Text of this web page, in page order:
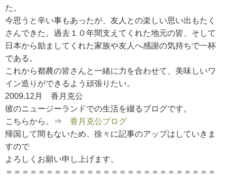
た。
今思うと辛い事もあったが、友人との楽しい思い出もたく
さんできた。過去１０年間支えてくれた地元の皆、そして
日本から励ましてくれた家族や友人へ感謝の気持ちで一杯
である。
これから都農の皆さんと一緒に力を合わせて、美味しいワ
イン造りができるよう頑張りたい。
2009.12月 香月克公
彼のニュージーランドでの生活を綴るブログです。
こちらから。⇒ 香月克公ブログ
帰国して間もないため、徐々に記事のアップはしていきま
すので
よろしくお願い申し上げます。
＝＝＝＝＝＝＝＝＝＝＝＝＝＝＝＝＝＝＝＝＝＝＝＝＝＝